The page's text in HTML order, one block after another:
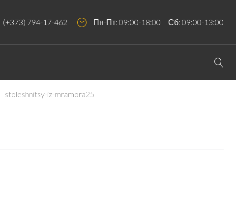
(+373) 794-17-462 Пн-Пт: 09:00-18:00 Сб: 09:00-13:00
stoleshnitsy-iz-mramora25